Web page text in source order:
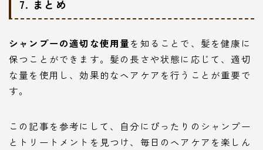
7. まとめ
シャンプーの適切な使用量を知ることで、髪を健康に
保つことができます。髪の長さや状態に応じて、適切
な量を使用し、効果的なヘアケアを行うことが重要で
す。
この記事を参考にして、自分にぴったりのシャンプー
とトリートメントを見つけ、毎日のヘアケアを楽しん